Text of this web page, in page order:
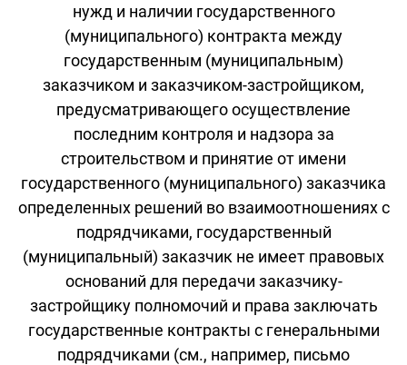
нужд и наличии государственного
(муниципального) контракта между
государственным (муниципальным)
заказчиком и заказчиком-застройщиком,
предусматривающего осуществление
последним контроля и надзора за
строительством и принятие от имени
государственного (муниципального) заказчика
определенных решений во взаимоотношениях с
подрядчиками, государственный
(муниципальный) заказчик не имеет правовых
оснований для передачи заказчику-
застройщику полномочий и права заключать
государственные контракты с генеральными
подрядчиками (см., например, письмо